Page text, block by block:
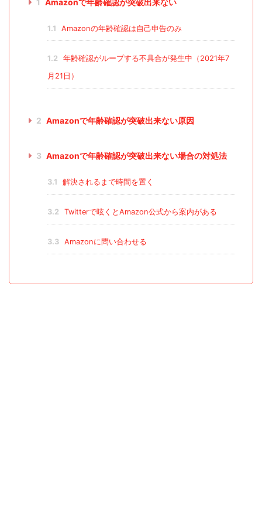
1.1 Amazonの年齢確認は自己申告のみ
1.2
年齢確認がループする不具合が発生中（2021年7
月21日）
2 Amazonで年齢確認が突破出来ない原因
3 Amazonで年齢確認が突破出来ない場合の対処法
3.1 解決されるまで時間を置く
3.2 Twitterで呟くとAmazon公式から案内がある
3.3 Amazonに問い合わせる